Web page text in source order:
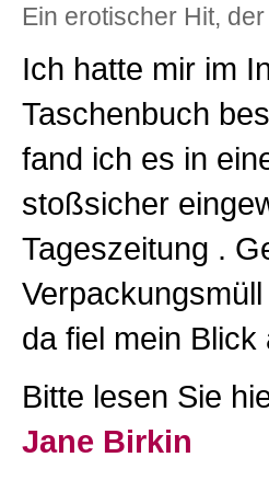
Ein erotischer Hit,
Ich hatte mir im
Taschenbuch
fand ich es in
stoßsicher
Tageszeitung .
da fiel mein Blick
Bitte lesen Sie
Jane Birkin